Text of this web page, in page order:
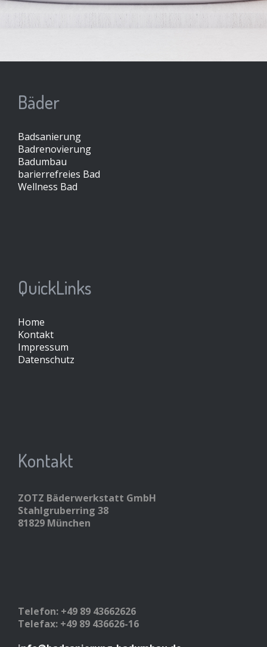
Bäder
Badsanierung
Badrenovierung
Badumbau
barierrefreies Bad
Wellness Bad
QuickLinks
Home
Kontakt
Impressum
Datenschutz
Kontakt
ZOTZ Bäderwerkstatt GmbH
Stahlgruberring 38
81829 München
Telefon: +49 89 43662626
Telefax: +49 89 436626-16